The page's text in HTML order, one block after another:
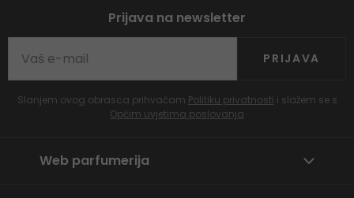
Prijava na newsletter
PRIJAVA
Slanjem ovog obrasca prihvaćam Politiku privatnosti i slažem se s
Općim uvjetima poslovanja
Web parfumerija